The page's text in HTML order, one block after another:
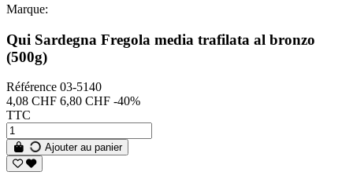
Marque:
Qui Sardegna Fregola media trafilata al bronzo
(500g)
Référence 03-5140
4,08 CHF 6,80 CHF -40%
TTC
Ajouter au panier